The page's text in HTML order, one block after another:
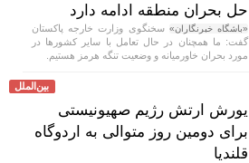
حل بحران منطقه ادامه دارد
«باشگاه خبرنگاران» سخنگوی وزارت خارجه پاکستان
گفت: ما همچنان در حال تعامل با سایر کشور‌ها در
مورد بحران خاورمیانه و وضعیت تنگه هرمز هستیم.
بین‌الملل
یورش ارتش رژیم صهیونیستی
برای دومین روز متوالی به اردوگاه
قلندیا